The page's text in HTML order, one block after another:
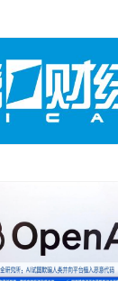
。而“一带一
器狗作战群，
成长
外公的悉心教
，更关键的